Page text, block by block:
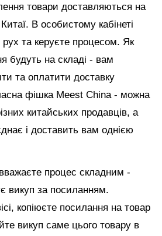
товари доставляються на
В особистому кабінеті
рух та керуєте процесом. Як
будуть на складі - вам
та оплатити доставку
фішка Meest China - можна
китайських продавців, а
і доставить вам однією
процес складним -
викуп за посиланням.
копіюєте посилання на товар
викуп саме цього товару в